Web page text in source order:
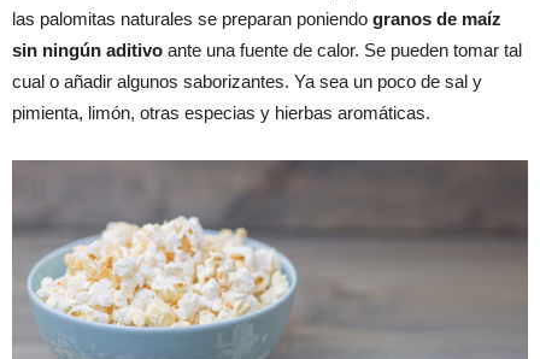
las palomitas naturales se preparan poniendo granos de maíz
sin ningún aditivo ante una fuente de calor. Se pueden tomar tal
cual o añadir algunos saborizantes. Ya sea un poco de sal y
pimienta, limón, otras especias y hierbas aromáticas.